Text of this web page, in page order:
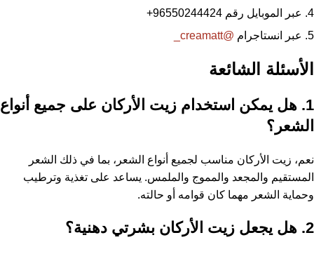
عبر الموبايل رقم 96550244424
+
عبر انستاجرام @creamatt_
الأسئلة الشائعة
1. هل يمكن استخدام زيت الأركان على جميع أنواع
الشعر؟
نعم، زيت الأركان مناسب لجميع أنواع الشعر، بما في ذلك الشعر
المستقيم والمجعد والمموج والملمس. يساعد على تغذية وترطيب
وحماية الشعر مهما كان قوامه أو حالته.
2. هل يجعل زيت الأركان بشرتي دهنية؟